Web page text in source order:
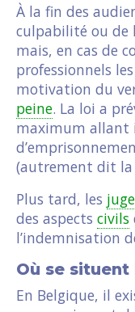
À la fin des
culpabilité ou de
mais, en cas de
professionnels
motivation du
peine. La loi a
maximum allant
(autrement dit la
Plus tard, les
des aspects civils
l’indemnisation
Où se situent
En Belgique, il